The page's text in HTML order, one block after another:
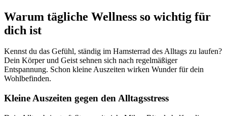
Warum tägliche Wellness so wichtig für
dich ist
Kennst du das Gefühl, ständig im Hamsterrad des Alltags zu laufen?
Dein Körper und Geist sehnen sich nach regelmäßiger
Entspannung. Schon kleine Auszeiten wirken Wunder für dein
Wohlbefinden.
Kleine Auszeiten gegen den Alltagsstress